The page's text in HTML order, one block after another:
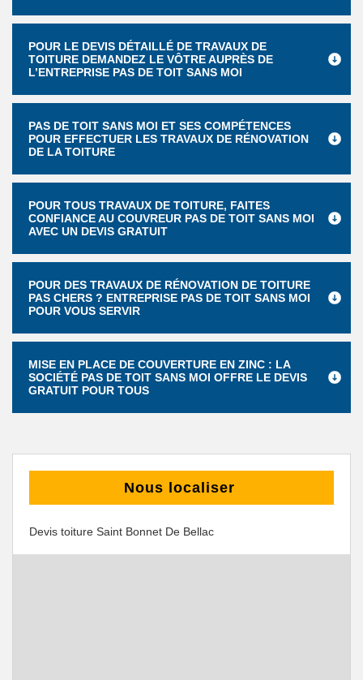
POUR LE DEVIS DÉTAILLÉ DE TRAVAUX DE
TOITURE DEMANDEZ LE VÔTRE AUPRÈS DE
L’ENTREPRISE PAS DE TOIT SANS MOI
PAS DE TOIT SANS MOI ET SES COMPÉTENCES
POUR EFFECTUER LES TRAVAUX DE RÉNOVATION
DE LA TOITURE
POUR TOUS TRAVAUX DE TOITURE, FAITES
CONFIANCE AU COUVREUR PAS DE TOIT SANS MOI
AVEC UN DEVIS GRATUIT
POUR DES TRAVAUX DE RÉNOVATION DE TOITURE
PAS CHERS ? ENTREPRISE PAS DE TOIT SANS MOI
POUR VOUS SERVIR
MISE EN PLACE DE COUVERTURE EN ZINC : LA
SOCIÉTÉ PAS DE TOIT SANS MOI OFFRE LE DEVIS
GRATUIT POUR TOUS
Nous localiser
Devis toiture Saint Bonnet De Bellac